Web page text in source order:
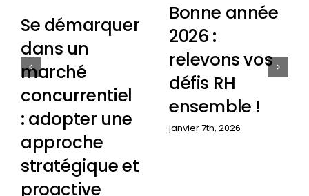
Se démarquer
dans un
marché
concurrentiel
: adopter une
approche
stratégique et
proactive
Bonne année
2026 :
relevons vos
défis RH
ensemble !
janvier 7th, 2026